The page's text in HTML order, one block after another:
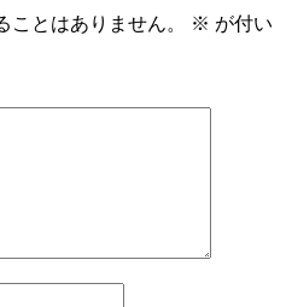
ことはありません。 ※ が付い